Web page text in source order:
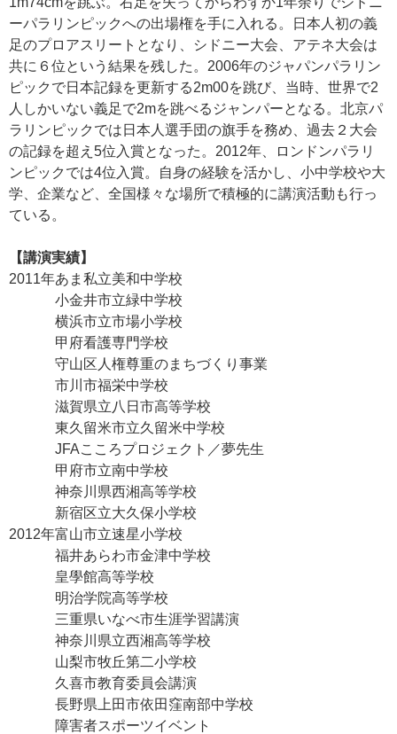
ーパラリンピックへの出場権を手に入れる。日本人初の義
足のプロアスリートとなり、シドニー大会、アテネ大会は
共に６位という結果を残した。2006年のジャパンパラリン
ピックで日本記録を更新する2m00を跳び、当時、世界で2
人しかいない義足で2mを跳べるジャンパーとなる。北京パ
ラリンピックでは日本人選手団の旗手を務め、過去２大会
の記録を超え5位入賞となった。2012年、ロンドンパラリ
ンピックでは4位入賞。自身の経験を活かし、小中学校や大
学、企業など、全国様々な場所で積極的に講演活動も行っ
ている。
【講演実績】
2011年あま私立美和中学校
小金井市立緑中学校
横浜市立市場小学校
甲府看護専門学校
守山区人権尊重のまちづくり事業
市川市福栄中学校
滋賀県立八日市高等学校
東久留米市立久留米中学校
JFAこころプロジェクト／夢先生
甲府市立南中学校
神奈川県西湘高等学校
新宿区立大久保小学校
2012年富山市立速星小学校
福井あらわ市金津中学校
皇學館高等学校
明治学院高等学校
三重県いなべ市生涯学習講演
神奈川県立西湘高等学校
山梨市牧丘第二小学校
久喜市教育委員会講演
長野県上田市依田窪南部中学校
障害者スポーツイベント